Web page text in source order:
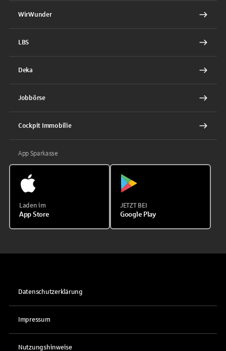
WirWunder
LBS
Deka
Jobbörse
Cockpit Immobilie
App Sparkasse
Laden im
App Store
JETZT BEI
Google Play
Datenschutzerklärung
Impressum
Nutzungshinweise